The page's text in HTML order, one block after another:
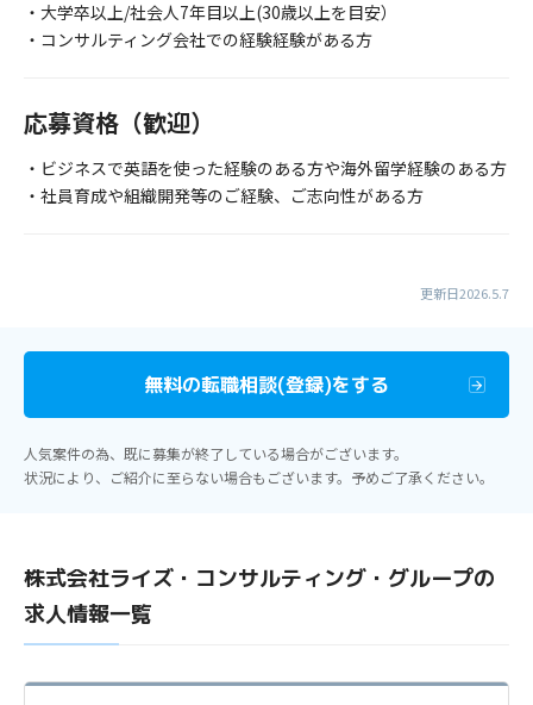
・大学卒以上/社会人7年目以上(30歳以上を目安）
・コンサルティング会社での経験経験がある方
応募資格（歓迎）
・ビジネスで英語を使った経験のある方や海外留学経験のある方
・社員育成や組織開発等のご経験、ご志向性がある方
更新日2026.5.7
無料の転職相談(登録)をする
人気案件の為、既に募集が終了している場合がございます。
状況により、ご紹介に至らない場合もございます。予めご了承ください。
株式会社ライズ・コンサルティング・グループの
求人情報一覧